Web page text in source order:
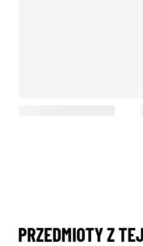
PRZEDMIOTY Z